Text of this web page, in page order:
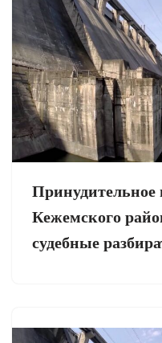
Принудительное
Кежемского
судебные